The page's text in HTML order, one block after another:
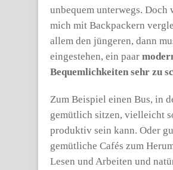
unbequem unterwegs. Doch
mich mit Backpackern
allem den jüngeren, dann
eingestehen, ein paar
Bequemlichkeiten sehr zu
Zum Beispiel einen Bus, in
gemütlich sitzen, vielleicht
produktiv sein kann. Oder
gemütliche Cafés zum
Lesen und Arbeiten und